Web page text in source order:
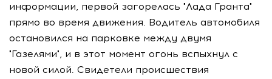
информации, первой загорелась "Лада Гранта"
прямо во время движения. Водитель автомобиля
остановился на парковке между двумя
"Газелями", и в этот момент огонь вспыхнул с
новой силой. Свидетели происшествия